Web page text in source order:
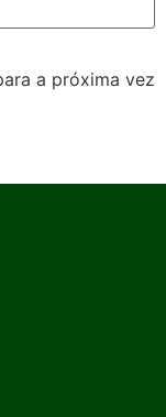
a próxima vez